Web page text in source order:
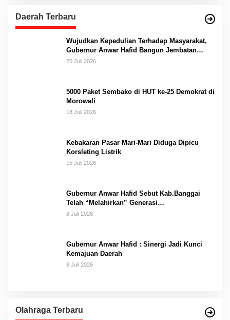
Daerah Terbaru
Wujudkan Kepedulian Terhadap Masyarakat,
Gubernur Anwar Hafid Bangun Jembatan
Gantung Masungkang dengan Dana Pribadi
25 Juli 2026
5000 Paket Sembako di HUT ke-25 Demokrat di
Morowali
18 Juli 2026
Kebakaran Pasar Mari-Mari Diduga Dipicu
Korsleting Listrik
15 Juli 2026
Gubernur Anwar Hafid Sebut Kab.Banggai
Telah “Melahirkan” Generasi…
8 Juli 2026
Gubernur Anwar Hafid : Sinergi Jadi Kunci
Kemajuan Daerah
8 Juli 2026
Olahraga Terbaru